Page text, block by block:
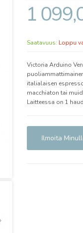
1
Saatavuus: Loppu
Victoria Arduino
italialaisen
macchiaton tai
Laitteessa on 1
Ilmoita